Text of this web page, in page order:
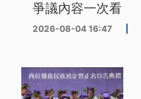
爭議內容一次看
2026-08-04 16:47